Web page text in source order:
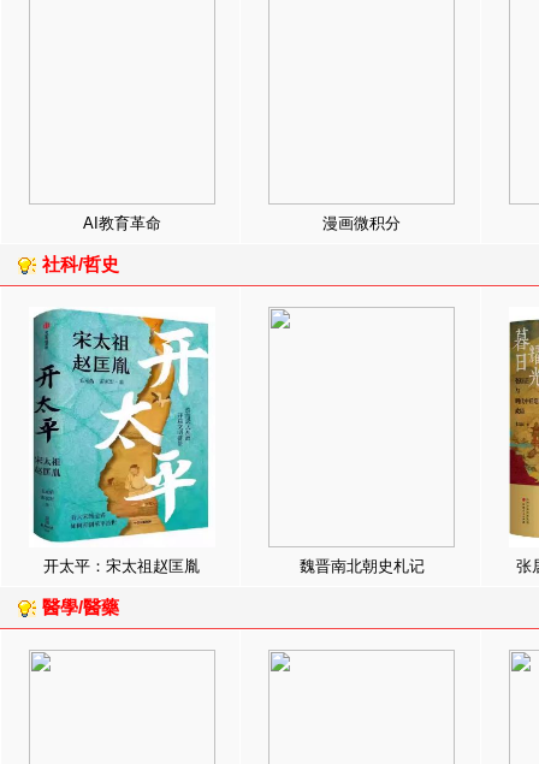
AI教育革命 漫画微积分
社科/哲史
开太平：宋太祖赵匡胤 魏晋南北朝史札记 张
醫學/醫藥